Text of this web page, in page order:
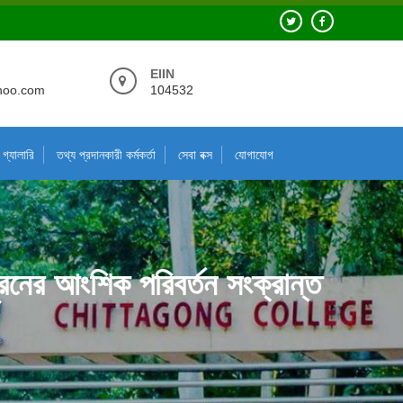
EIIN
104532
গ্যালারি তথ্য প্রদানকারী কর্মকর্তা সেবা বক্স যোগাযোগ
আংশিক পরিবর্তন সংক্রান্ত